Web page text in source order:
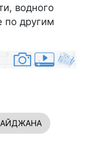
водного
по другим